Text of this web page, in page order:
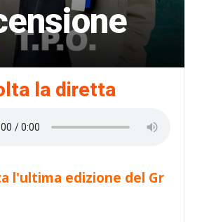
la diretta
l'ultima edizione del Gr